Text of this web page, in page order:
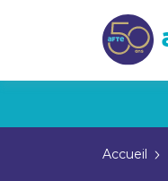
Accueil